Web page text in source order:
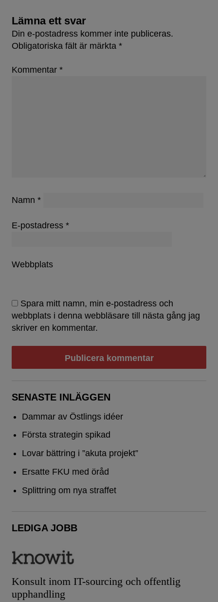
Lämna ett svar
Din e-postadress kommer inte publiceras.
Obligatoriska fält är märkta *
Kommentar *
Namn *
E-postadress *
Webbplats
Spara mitt namn, min e-postadress och
webbplats i denna webbläsare till nästa gång jag
skriver en kommentar.
SENASTE INLÄGGEN
Dammar av Östlings idéer
Första strategin spikad
Lovar bättring i ”akuta projekt”
Ersatte FKU med öråd
Splittring om nya straffet
LEDIGA JOBB
Konsult inom IT-sourcing och offentlig
upphandling